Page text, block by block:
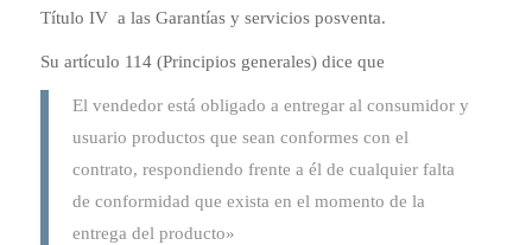
Título IV a las Garantías y servicios posventa.
Su artículo 114 (Principios generales) dice que
El vendedor está obligado a entregar al consumidor y
usuario productos que sean conformes con el
contrato, respondiendo frente a él de cualquier falta
de conformidad que exista en el momento de la
entrega del producto»